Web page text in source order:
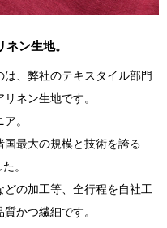
ン生地。
、弊社のテキスタイル部門
ネン生地です。
。
最大の規模と技術を誇る
。
の加工等、全行程を自社工
かつ繊細です。